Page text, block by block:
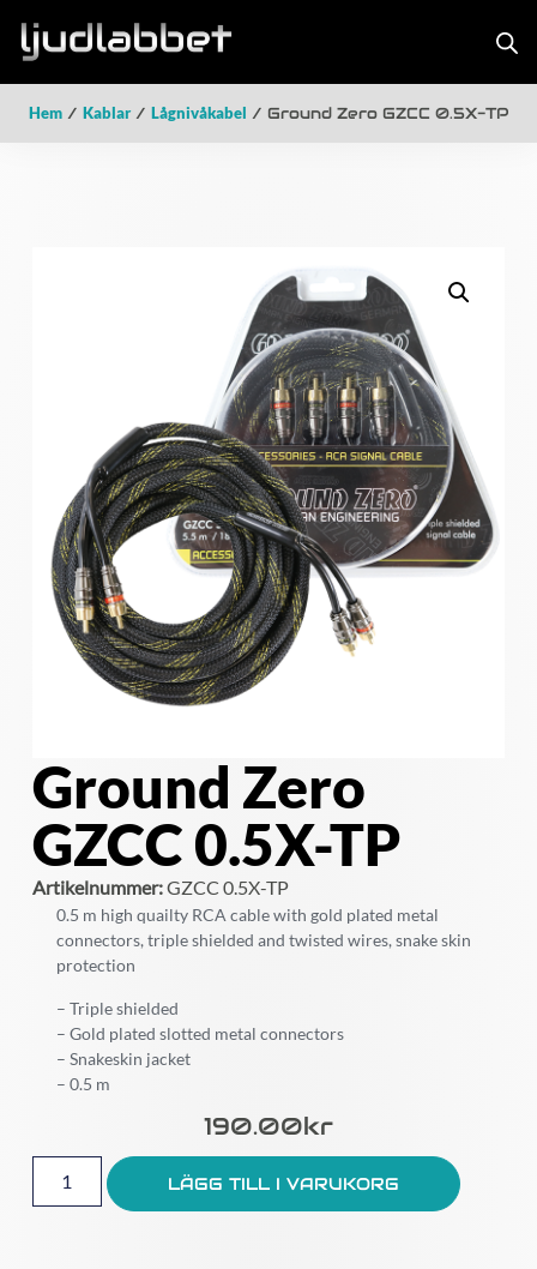
Hem / Kablar/ Lågnivåkabel / Ground Zero GZCC 0.5X-TP
Ground Zero
GZCC 0.5X-TP
Artikelnummer:GZCC 0.5X-TP
0.5 m high quailty RCA cable with gold plated metal
connectors, triple shielded and twisted wires, snake skin
protection
– Triple shielded
– Gold plated slotted metal connectors
– Snakeskin jacket
– 0.5 m
190.00Kr
LÄGG TILL I VARUKORG